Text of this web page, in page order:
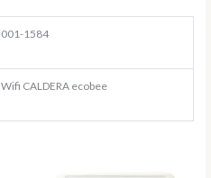
001-1584
Wifi CALDERA ecobee